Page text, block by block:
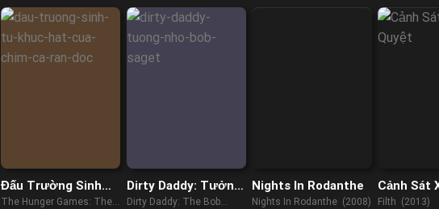
Đấu Trường Sinh
Tử: Khúc Hát Của
The Hunger Games: The
Dirty Daddy: Tưởng
nhớ Bob Saget
Dirty Daddy: The Bob
Nights In Rodanthe
Nights In Rodanthe (2008)
Cảnh Sát
Filth (2013)